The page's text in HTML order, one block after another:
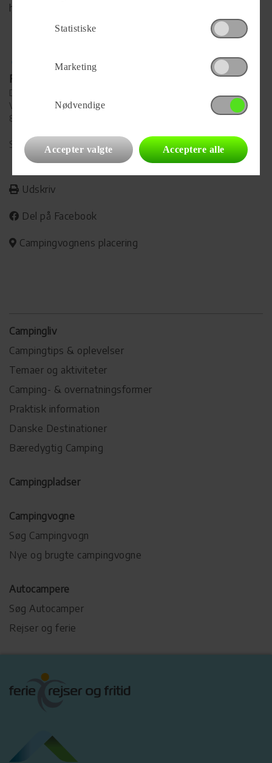
hjemmeside
Forhandler
DanCamper A/S
Vegavej 8
8700 Horsens
Se alle 47 vogne for forhandleren
Udskriv
Del på Facebook
Campingvognens placering
Campingliv
Campingtips & oplevelser
Temaer og aktiviteter
Camping- & overnatningsformer
Praktisk information
Danske Destinationer
Bæredygtig Camping
Campingpladser
Campingvogne
Søg Campingvogn
Nye og brugte campingvogne
Autocampere
Søg Autocamper
Rejser og ferie
Statistiske
Marketing
Nødvendige
Accepter valgte Acceptere alle